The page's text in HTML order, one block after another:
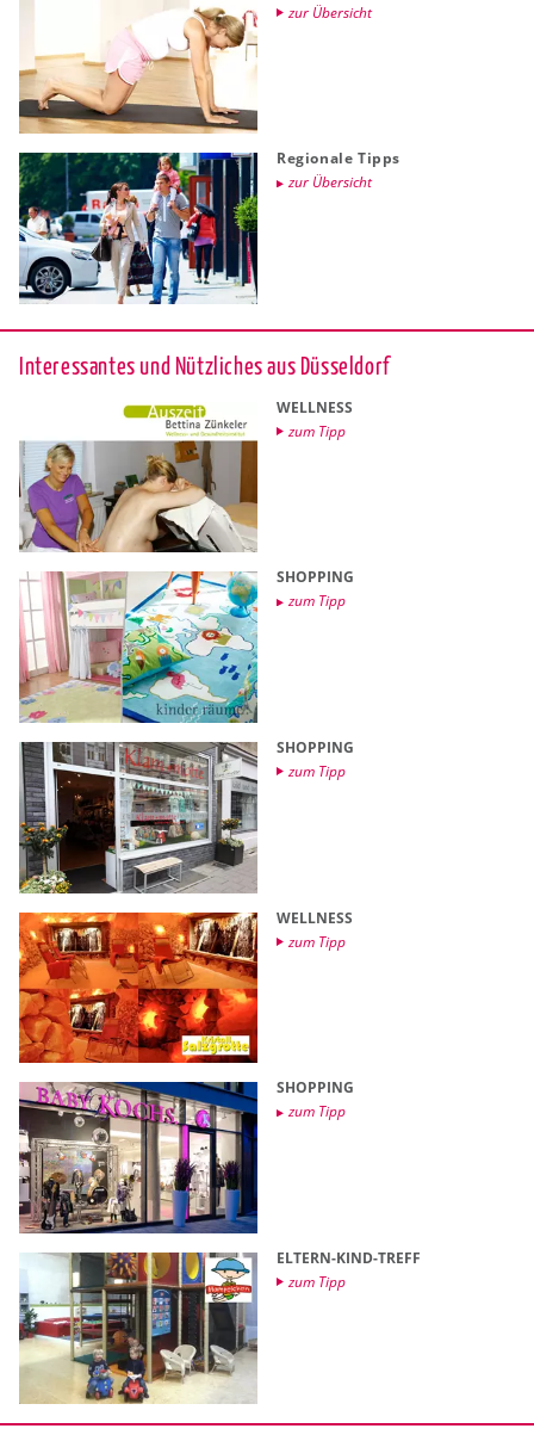
zur Über­sicht
Re­gio­na­le Tipps
zur Über­sicht
In­ter­es­san­tes und Nütz­li­ches aus Düs­sel­dorf
WELL­NESS
zum Tipp
SHOP­PING
zum Tipp
SHOP­PING
zum Tipp
WELL­NESS
zum Tipp
SHOP­PING
zum Tipp
EL­TERN-KIND-TREFF
zum Tipp